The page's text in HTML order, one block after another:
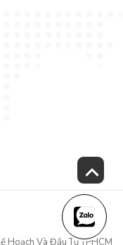
da sang trọng, bọc
Hoạch Và Đầu Tư TPHCM